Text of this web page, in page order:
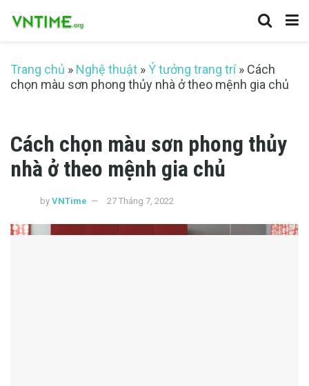
Trang chủ » Nghệ thuật »Ý tưởng trang trí» Cách
chọn màu sơn phong thủy nhà ở theo mệnh gia chủ
Cách chọn màu sơn phong thủy
nhà ở theo mệnh gia chủ
by VNTime 27 Tháng 7, 2022